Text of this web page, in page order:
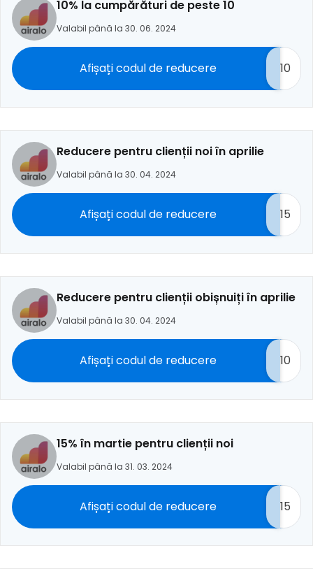
10% la cumpărături de peste 10
Valabil până la 30. 06. 2024
Afișați codul de reducere 10
Reducere pentru clienții noi în aprilie
Valabil până la 30. 04. 2024
Afișați codul de reducere 15
Reducere pentru clienții obișnuiți în aprilie
Valabil până la 30. 04. 2024
Afișați codul de reducere 10
15% în martie pentru clienții noi
Valabil până la 31. 03. 2024
Afișați codul de reducere 15